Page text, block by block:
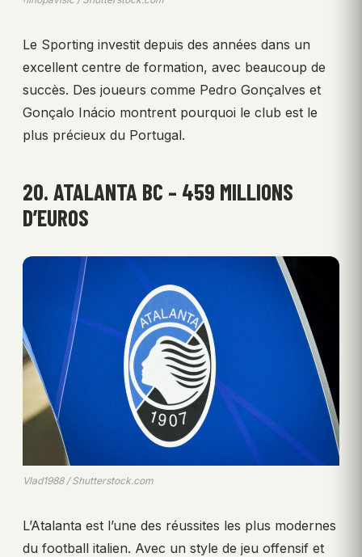
Le Sporting investit depuis des années dans un
excellent centre de formation, avec beaucoup de
succès. Des joueurs comme Pedro Gonçalves et
Gonçalo Inácio montrent pourquoi le club est le
plus précieux du Portugal.
20. ATALANTA BC – 459 MILLIONS
D’EUROS
Vlad1988 / Shutterstock.com
L’Atalanta est l’une des réussites les plus modernes
du football italien. Avec un style de jeu offensif et